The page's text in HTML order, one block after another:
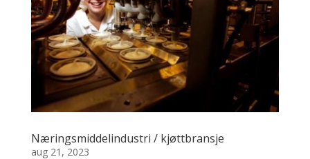
Næringsmiddelindustri / kjøttbransje
aug 21, 2023